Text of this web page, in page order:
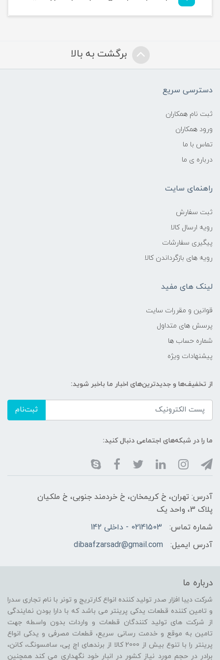
برگشت به بالا
دسترسی سریع
ثبت نام همکاران
ورود همکاران
تماس با ما
درباره ی ما
راهنمای سایت
ثبت سفارش
رویه ارسال کالا
پیگیری سفارشات
رویه های بازگرداندن کالا
لینک های مفید
قوانین و مقررات سایت
پرسش های متداول
شماره حساب ها
پیشنهادات ویژه
از تخفیف‌ها و جدیدترین‌های اخبار ما باخبر شوید:
ثبت‌نام
ما را در شبکه‌های اجتماعی دنبال کنید:
آدرس: تهران، خ کریمخان، خ خردمند جنوبی، خ ملکیان
پلاک 3، واحد یک
شماره تماس:
02141503 - داخلی 142
آدرس ایمیل:
dibaafzarsadr@gmail.com
درباره ما
شرکت دیبا افزار صدر تولید کننده انواع کارتریج و تونر با نام تجاری سدرا
و تامین کننده قطعات یدکی پرینتر می باشد که با دارا بودن نمایندگی
از شرکت های تولید کنندگان قطعات و واردات بدون واسطه جهت
تامین به موقع و خدمت رسانی سریع، قطعات مصرفی و یدکی انواع
پرینتر را با تنوع بیش از 2000 کالا از برندهای اچ پی، سامسونگ، کانن،
برادر در حجم مورد نیاز کشور در انبار خود نگهداری می کند همچنین